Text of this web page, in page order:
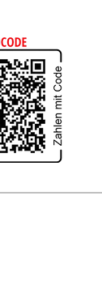
Aus